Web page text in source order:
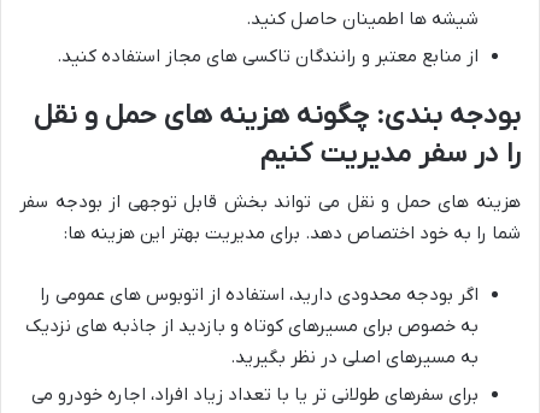
شیشه ها اطمینان حاصل کنید.
از منابع معتبر و رانندگان تاکسی های مجاز استفاده کنید.
بودجه بندی: چگونه هزینه های حمل و نقل
را در سفر مدیریت کنیم
هزینه های حمل و نقل می تواند بخش قابل توجهی از بودجه سفر
شما را به خود اختصاص دهد. برای مدیریت بهتر این هزینه ها:
اگر بودجه محدودی دارید، استفاده از اتوبوس های عمومی را
به خصوص برای مسیرهای کوتاه و بازدید از جاذبه های نزدیک
به مسیرهای اصلی در نظر بگیرید.
برای سفرهای طولانی تر یا با تعداد زیاد افراد، اجاره خودرو می